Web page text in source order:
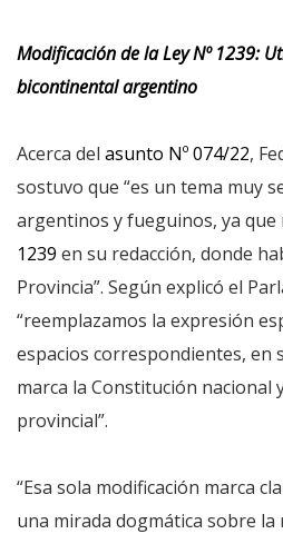
Modificación de la Ley Nº 1239:
bicontinental argentino
Acerca del asunto Nº 074/22,
sostuvo que “es un tema muy
argentinos y fueguinos, ya que
1239 en su redacción, donde
Provincia”. Según explicó el
“reemplazamos la expresión
espacios correspondientes, en
marca la Constitución nacional
provincial”.
“Esa sola modificación marca
una mirada dogmática sobre la